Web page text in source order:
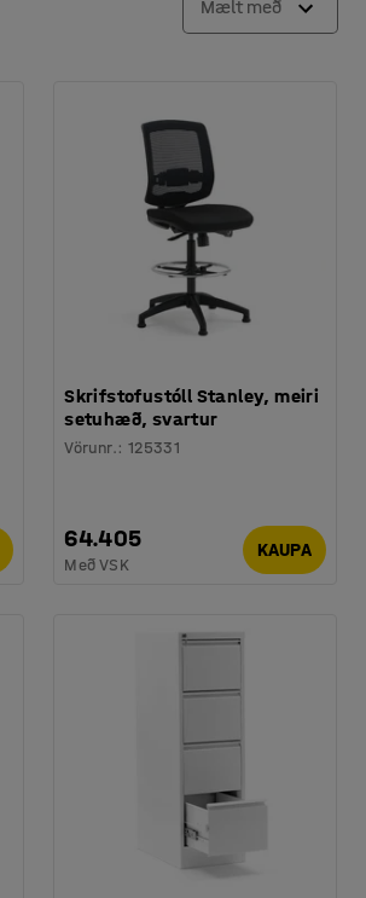
Mælt með
Skrifstofustóll Stanley, meiri
setuhæð, svartur
Vörunr.: 125331
64.405
Með VSK
KAUPA